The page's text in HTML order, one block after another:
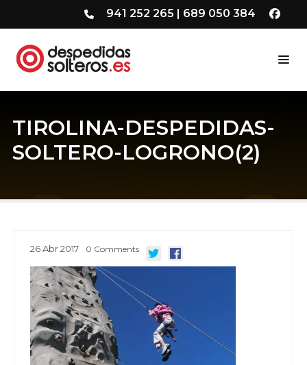
941 252 265 | 689 050 384
TIROLINA-DESPEDIDAS-
SOLTERO-LOGRONO(2)
26Abr2017 0 Comments